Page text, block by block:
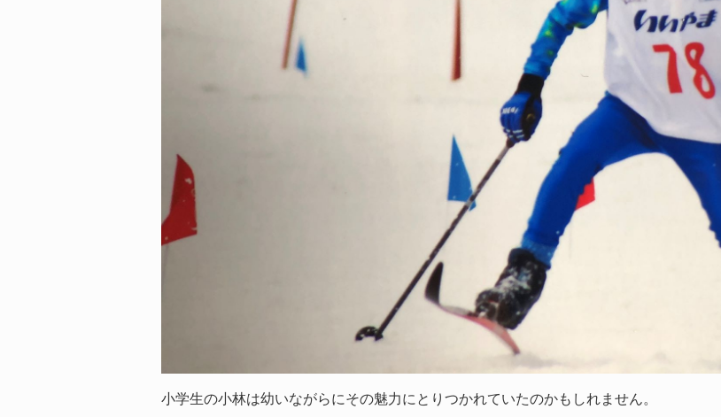
小学生の小林は幼いながらにその魅力にとりつかれていたのかもしれません。